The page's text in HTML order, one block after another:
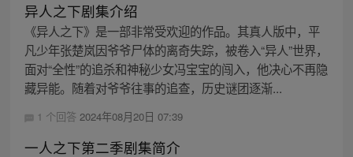
异人之下剧集介绍
《异人之下》是一部非常受欢迎的作品。其真人版中，平
凡少年张楚岚因爷爷尸体的离奇失踪，被卷入“异人”世界，
面对“全性”的追杀和神秘少女冯宝宝的闯入，他决心不再隐
藏异能。随着对爷爷往事的追查，历史谜团逐渐...
1 个回答 2024年08月20日 07:39
一人之下第二季剧集简介